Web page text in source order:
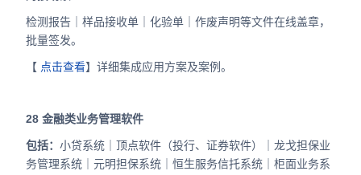
检测报告｜样品接收单｜化验单｜作废声明等文件在线盖章，
批量签发。
【 点击查看】详细集成应用方案及案例。
28 金融类业务管理软件
包括： 小贷系统｜顶点软件（投行、证券软件）｜龙戈担保业
务管理系统｜元明担保系统｜恒生服务信托系统｜柜面业务系